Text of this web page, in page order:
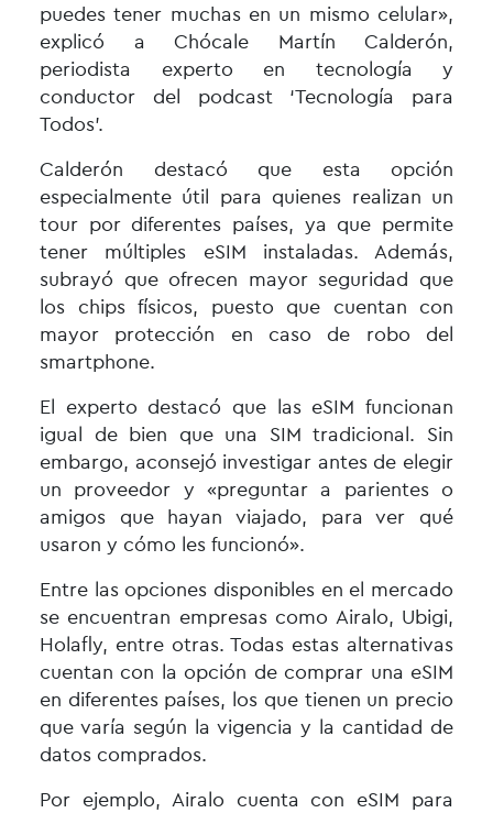
puedes tener muchas en un mismo celular»,
explicó a Chócale Martín Calderón,
periodista experto en tecnología y
conductor del podcast ‘Tecnología para
Todos’.
Calderón destacó que esta opción
especialmente útil para quienes realizan un
tour por diferentes países, ya que permite
tener múltiples eSIM instaladas. Además,
subrayó que ofrecen mayor seguridad que
los chips físicos, puesto que cuentan con
mayor protección en caso de robo del
smartphone.
El experto destacó que las eSIM funcionan
igual de bien que una SIM tradicional. Sin
embargo, aconsejó investigar antes de elegir
un proveedor y «preguntar a parientes o
amigos que hayan viajado, para ver qué
usaron y cómo les funcionó».
Entre las opciones disponibles en el mercado
se encuentran empresas como Airalo, Ubigi,
Holafly, entre otras. Todas estas alternativas
cuentan con la opción de comprar una eSIM
en diferentes países, los que tienen un precio
que varía según la vigencia y la cantidad de
datos comprados.
Por ejemplo, Airalo cuenta con eSIM para